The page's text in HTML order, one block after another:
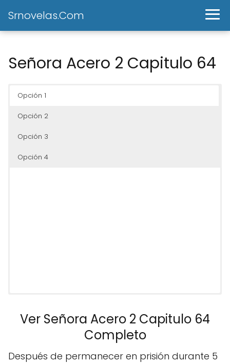
Srnovelas.Com
Señora Acero 2 Capitulo 64
Opción 1
Opción 2
Opción 3
Opción 4
Ver Señora Acero 2 Capitulo 64
Completo
Después de permanecer en prisión durante 5